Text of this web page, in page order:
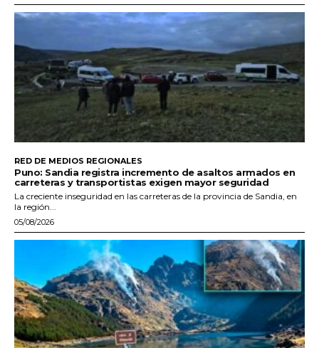
RED DE MEDIOS REGIONALES
Puno: Sandia registra incremento de asaltos armados en
carreteras y transportistas exigen mayor seguridad
La creciente inseguridad en las carreteras de la provincia de Sandia, en
la región...
05/08/2026